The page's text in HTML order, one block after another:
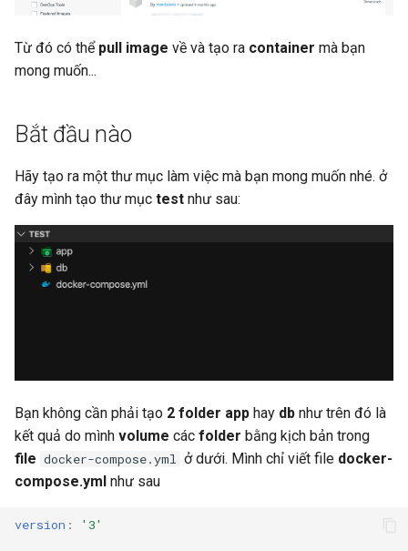
Từ đó có thể pull image về và tạo ra container mà bạn
mong muốn...
Bắt đầu nào
Hãy tạo ra một thư mục làm việc mà bạn mong muốn nhé. ở
đây mình tạo thư mục test như sau:
Bạn không cần phải tạo 2 folder app hay db như trên đó là
kết quả do mình volume các folder bằng kịch bản trong
file docker-compose.yml ở dưới. Mình chỉ viết file docker-
compose.yml như sau
version : '3'